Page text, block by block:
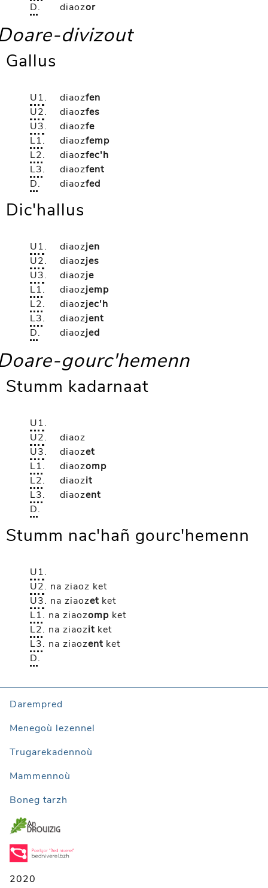
D. diaozor
divizout
Gallus
U1. diaozfen
U2. diaozfes
U3. diaozfe
L1. diaozfemp
L2. diaozfec'h
L3. diaozfent
D. diaozfed
Dic'hallus
U1. diaozjen
U2. diaozjes
U3. diaozje
L1. diaozjemp
L2. diaozjec'h
L3. diaozjent
D. diaozjed
gourc'hemenn
Stumm kadarnaat
U1.
U2.
diaoz
U3. diaozet
L1. diaozomp
L2. diaozit
L3. diaozent
D.
Stumm nac'hañ gourc'hemenn
U1.
U2. na ziaoz ket
U3. na ziaozet ket
L1. na ziaozomp ket
L2. na ziaozit ket
L3. na ziaozent ket
D.
Darempred
Menegoù lezennel
Trugarekadennoù
Mammennoù
Boneg tarzh
2020